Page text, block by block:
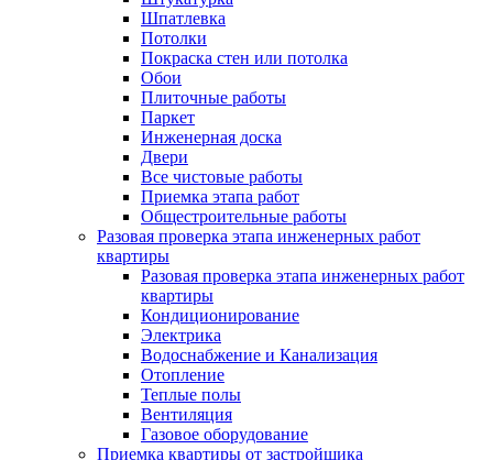
Шпатлевка
Потолки
Покраска стен или потолка
Обои
Плиточные работы
Паркет
Инженерная доска
Двери
Все чистовые работы
Приемка этапа работ
Общестроительные работы
Разовая проверка этапа инженерных работ
квартиры
Разовая проверка этапа инженерных работ
квартиры
Кондиционирование
Электрика
Водоснабжение и Канализация
Отопление
Теплые полы
Вентиляция
Газовое оборудование
Приемка квартиры от застройщика